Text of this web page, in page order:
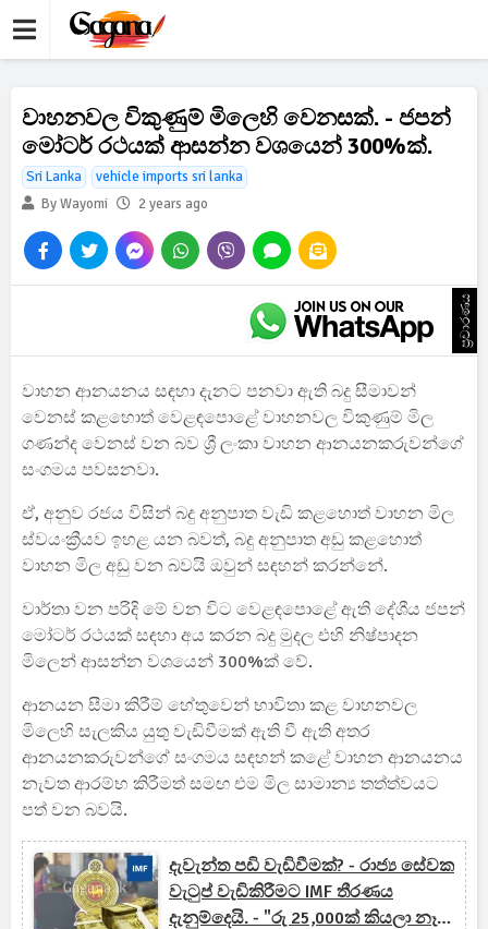
වාහනවල විකුණුම් මිලෙහි වෙනසක්. - ජපන්
මෝටර් රථයක් ආසන්න වශයෙන් 300%ක්.
Sri Lanka
vehicle imports sri lanka
By Wayomi
2 years ago
ප්‍රචාරණය
වාහන ආනයනය සඳහා දැනට පනවා ඇති බදු සීමාවන්
වෙනස් කළහොත් වෙළඳපොළේ වාහනවල විකුණුම් මිල
ගණන්ද වෙනස් වන බව ශ්‍රී ලංකා වාහන ආනයනකරුවන්ගේ
සංගමය පවසනවා.
ඒ, අනුව රජය විසින් බදු අනුපාත වැඩි කළහොත් වාහන මිල
ස්වයංක්‍රීයව ඉහළ යන බවත්, බදු අනුපාත අඩු කළහොත්
වාහන මිල අඩු වන බවයි ඔවුන් සඳහන් කරන්නේ.
වාර්තා වන පරිදි මේ වන විට වෙළඳපොළේ ඇති දේශීය ජපන්
මෝටර් රථයක් සඳහා අය කරන බදු මුදල එහි නිෂ්පාදන
මිලෙන් ආසන්න වශයෙන් 300%ක් වේ.
ආනයන සීමා කිරීම් හේතුවෙන් භාවිතා කළ වාහනවල
මිලෙහි සැලකිය යුතු වැඩිවීමක් ඇති වී ඇති අතර
ආනයනකරුවන්ගේ සංගමය සඳහන් කළේ වාහන ආනයනය
නැවත ආරම්භ කිරීමත් සමඟ එම මිල සාමාන්‍ය තත්ත්වයට
පත් වන බවයි.
දැවැන්ත පඩි වැඩිවීමක්? - රාජ්‍ය සේවක
වැටුප් වැඩිකිරීමට IMF තීරණය
දැනුම්දෙයි. - "රු 25,000ක් කියලා නෑ.